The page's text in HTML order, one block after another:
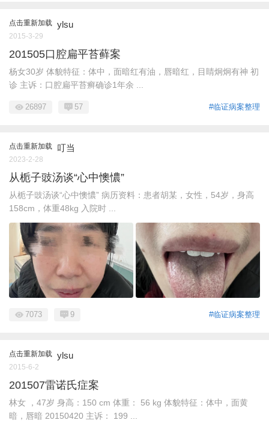
点击重新加载 ylsu
2015-3-29
201505口腔扁平苔藓案
杨女30岁 体貌特征：体中，面暗红有油，唇暗红，目睛炯炯有神 初
诊 主诉：口腔扁平苔癣确诊1年余 ...
#临证病案整理
26897 57
点击重新加载 叮当
2023-2-28
从栀子豉汤谈“心中懊憹”
从栀子豉汤谈“心中懊憹” 病历资料：患者胡某，女性，54岁，身高
158cm，体重48kg 入院时 ...
#临证病案整理
7073 9
点击重新加载 ylsu
2015-6-2
201507雷诺氏症案
林女 ，47岁 身高：150 cm 体重： 56 kg 体貌特征：体中，面黄
暗，唇暗 20150420 主诉： 199 ...